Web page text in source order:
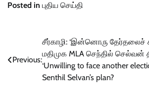
Posted in புதிய செய்தி
navigation
Previous:
சீர்காழி: ‘இன்னொரு தேர்தலைச்
மதிமுக MLA செந்தில் செல்வன்
‘Unwilling to face another
Senthil Selvan’s plan?